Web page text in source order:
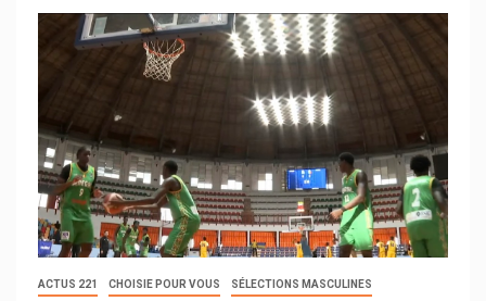
ACTUS 221 CHOISIE POUR VOUS SÉLECTIONS MASCULINES